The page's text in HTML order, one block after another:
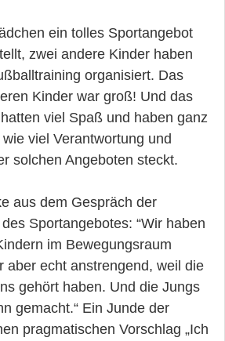
ein tolles Sportangebot
zwei andere Kinder haben
organisiert. Das
Kinder war groß! Und das
viel Spaß und haben ganz
viel Verantwortung und
solchen Angeboten steckt.
aus dem Gespräch der
Sportangebotes: “Wir haben
im Bewegungsraum
aber echt anstrengend, weil die
gehört haben. Und die Jungs
gemacht.“ Ein Junde der
pragmatischen Vorschlag „Ich